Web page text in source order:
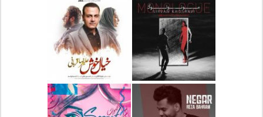
دانلود آلبوم جدید سیروان
خسروی بنام مونولوگ
دانلود آهنگ جدید علیرضا
قربانی بنام خیال خوش